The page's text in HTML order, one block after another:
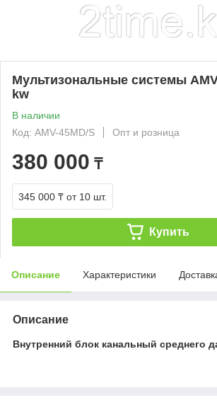
Мультизональные системы
kw
В наличии
Код: AMV-45MD/S
Опт и розница
380 000 ₸
345 000 ₸ от 10 шт.
Купить
Описание Характеристики
Описание
Внутренний блок канальный среднего